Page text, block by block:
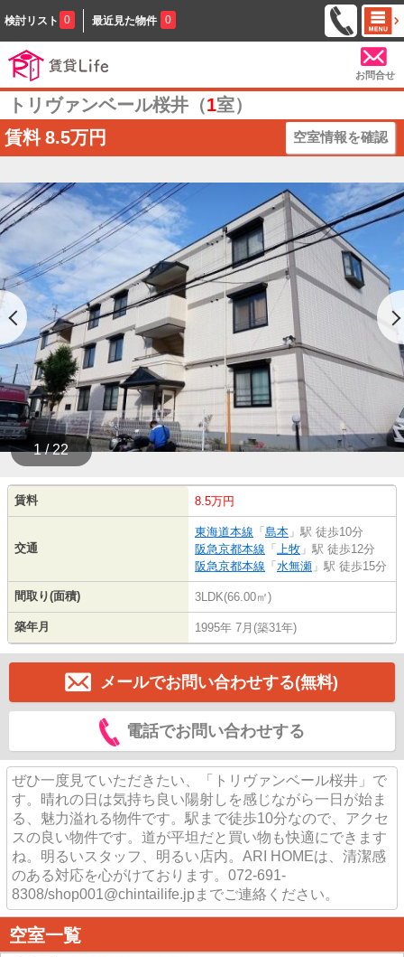
検討リスト 0 最近見た物件 0
お問合せ
トリヴァンベール桜井（1室）
賃料 8.5万円 空室情報を確認
1 / 22
賃料 8.5万円
交通
東海道本線 「 島本 」駅 徒歩10分
阪急京都本線 「 上牧 」駅 徒歩12分
阪急京都本線 「 水無瀬 」駅 徒歩15分
間取り(面積) 3LDK(66.00㎡)
築年月 1995年 7月(築31年)
メールでお問い合わせする(無料)
電話でお問い合わせする
ぜひ一度見ていただきたい、「トリヴァンベール桜井」で
す。晴れの日は気持ち良い陽射しを感じながら一日が始ま
る、魅力溢れる物件です。駅まで徒歩10分なので、アクセ
スの良い物件です。道が平坦だと買い物も快適にできます
ね。明るいスタッフ、明るい店内。ARI HOMEは、清潔感
のある対応を心がけております。072-691-
8308/shop001@chintailife.jpまでご連絡ください。
空室一覧